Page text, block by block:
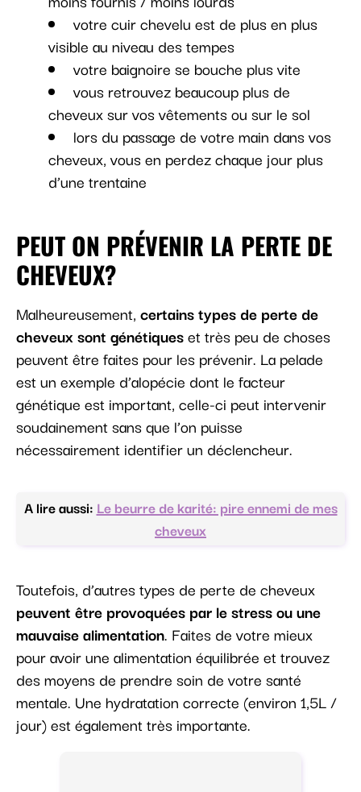
votre cuir chevelu est de plus en plus
visible au niveau des tempes
votre baignoire se bouche plus vite
vous retrouvez beaucoup plus de
cheveux sur vos vêtements ou sur le sol
lors du passage de votre main dans vos
cheveux, vous en perdez chaque jour plus
d’une trentaine
PEUT ON PRÉVENIR LA PERTE DE
CHEVEUX?
Malheureusement, certains types de perte de
cheveux sont génétiqueset très peu de choses
peuvent être faites pour les prévenir. La pelade
est un exemple d’alopécie dont le facteur
génétique est important, celle-ci peut intervenir
soudainement sans que l’on puisse
nécessairement identifier un déclencheur.
A lire aussi: Le beurre de karité: pire ennemi de mes
cheveux
Toutefois, d’autres types de perte de cheveux
peuvent être provoquées par le stress ou une
mauvaise alimentation. Faites de votre mieux
pour avoir une alimentation équilibrée et trouvez
des moyens de prendre soin de votre santé
mentale. Une hydratation correcte (environ 1,5L /
jour) est également très importante.